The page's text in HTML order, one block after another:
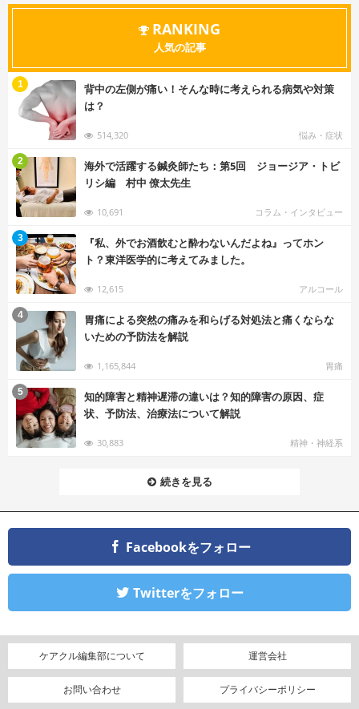
RANKING
人気の記事
背中の左側が痛い！そんな時に考えられる病気や対策
は？
514,320 悩み・症状
1
海外で活躍する鍼灸師たち：第5回 ジョージア・トビ
リシ編 村中 僚太先生
10,691 コラム・インタビュー
2
『私、外でお酒飲むと酔わないんだよね』ってホン
ト？東洋医学的に考えてみました。
12,615 アルコール
3
胃痛による突然の痛みを和らげる対処法と痛くならな
いための予防法を解説
1,165,844 胃痛
4
知的障害と精神遅滞の違いは？知的障害の原因、症
状、予防法、治療法について解説
30,883 精神・神経系
5
続きを見る
Facebookをフォロー
Twitterをフォロー
ケアクル編集部について 運営会社
お問い合わせ プライバシーポリシー